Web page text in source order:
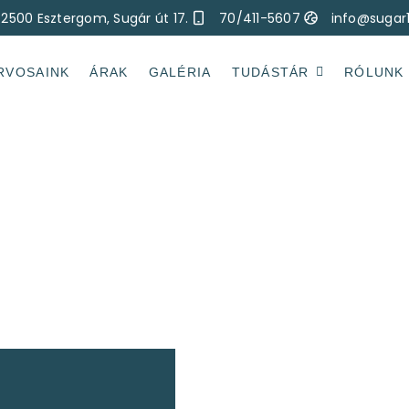
2500 Esztergom, Sugár út 17. 70/411-5607
ÁRAK GALÉRIA TUDÁSTÁR RÓLUNK